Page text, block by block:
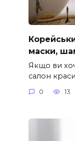
маски,
Якщо ви
салон
0 13